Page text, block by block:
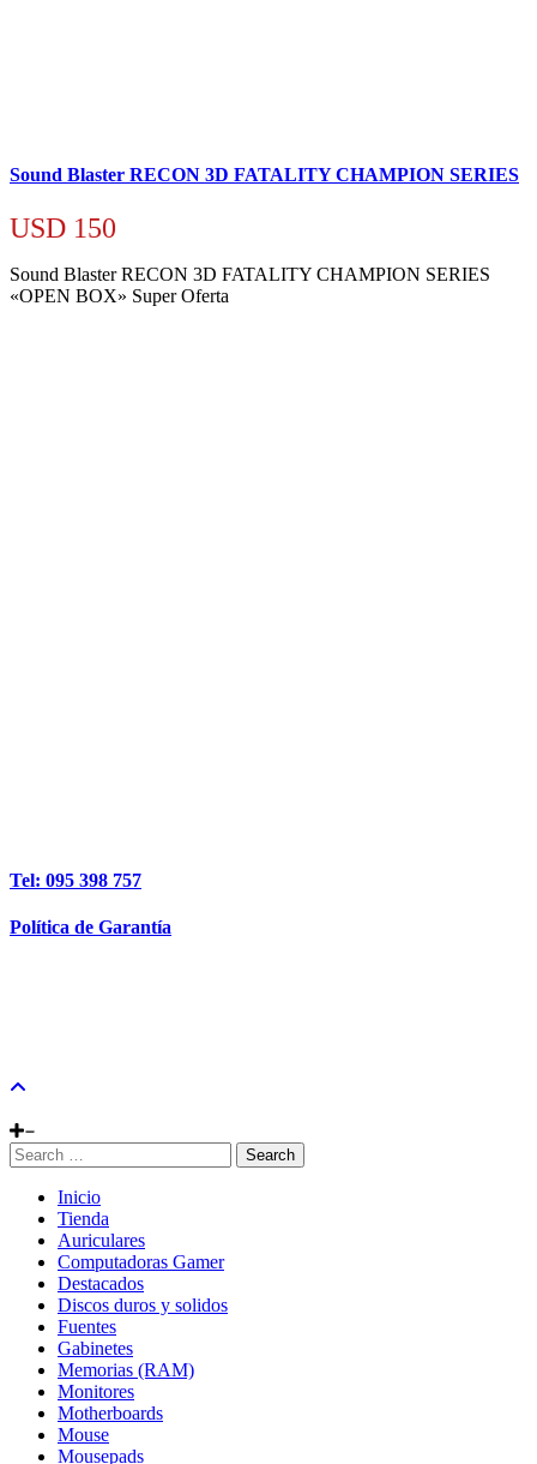
Sound Blaster RECON 3D FATALITY CHAMPION SERIES
USD 150
Sound Blaster RECON 3D FATALITY CHAMPION SERIES
«OPEN BOX» Super Oferta
Tel: 095 398 757
Política de Garantía
Search
Inicio
Tienda
Auriculares
Computadoras Gamer
Destacados
Discos duros y solidos
Fuentes
Gabinetes
Memorias (RAM)
Monitores
Motherboards
Mouse
Mousepads